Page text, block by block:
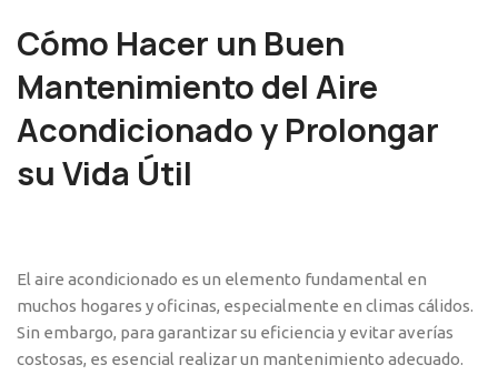
Cómo Hacer un Buen
Mantenimiento del Aire
Acondicionado y Prolongar
su Vida Útil
El aire acondicionado es un elemento fundamental en
muchos hogares y oficinas, especialmente en climas cálidos.
Sin embargo, para garantizar su eficiencia y evitar averías
costosas, es esencial realizar un mantenimiento adecuado.